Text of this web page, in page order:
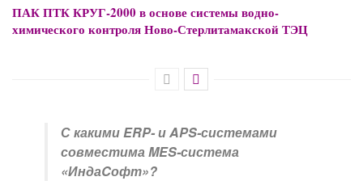
ПАК ПТК КРУГ-2000 в основе системы водно-
химического контроля Ново-Стерлитамакской ТЭЦ
С какими ERP- и APS-системами
совместима MES-система
«ИндаCофт»?